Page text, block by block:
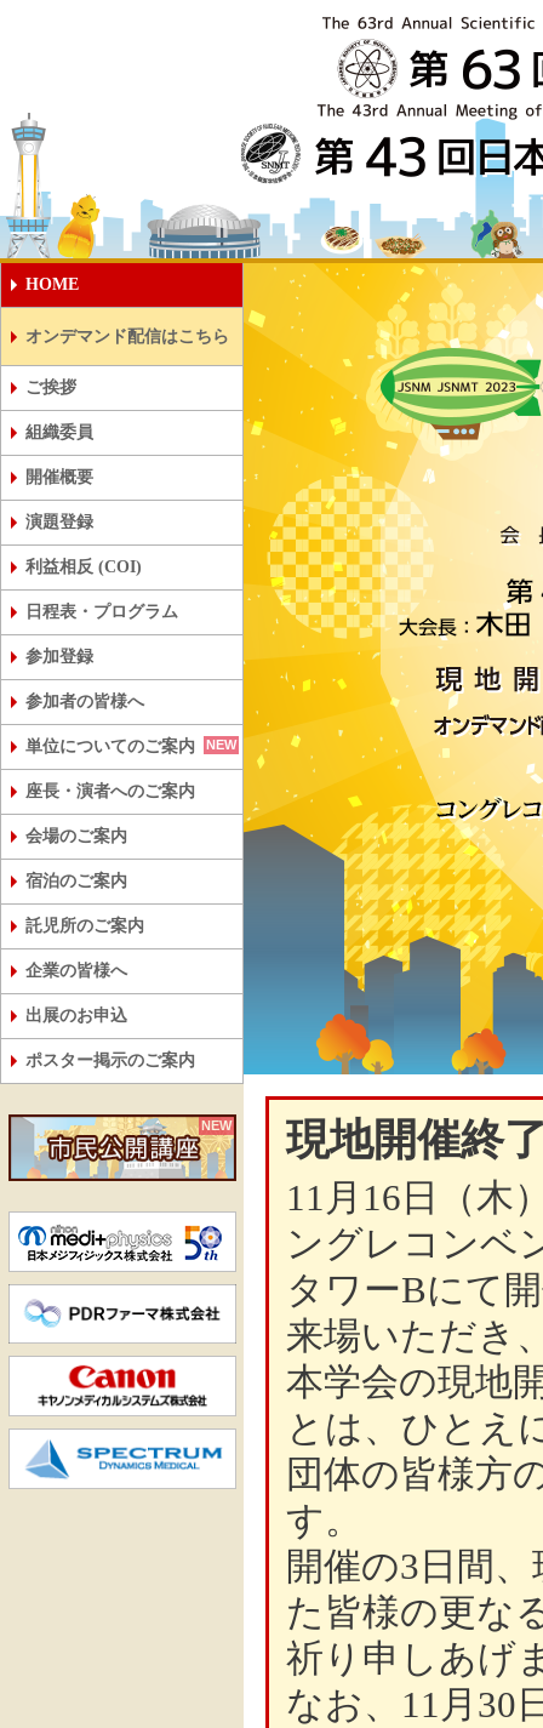
HOME
オンデマンド配信はこちら
ご挨拶 第63回日本核医学会学術総会
第43回日本核医学技術学会総会学
組織委員
開催概要
演題登録 第63回日本核医学会学術総会
第43回日本核医学技術学会総会学
第43回日本核医学技術学会総会学術
会・学生セッション
利益相反 (COI)
第63回日本核医学会学術総会
第43回日本核医学技術学会総会学術
日程表・プログラム
参加登録
参加者の皆様へ
単位についてのご案内 NEW
座長・演者へのご案内
会場のご案内
宿泊のご案内
託児所のご案内
企業の皆様へ
出展のお申込
ポスター掲示のご案内
NEW 現地開催終
11月16日（木
ングレコンベ
タワーBにて
来場いただき
本学会の現地
とは、ひとえ
団体の皆様方
す。
開催の3日間
た皆様の更な
祈り申しあげ
なお、11月30